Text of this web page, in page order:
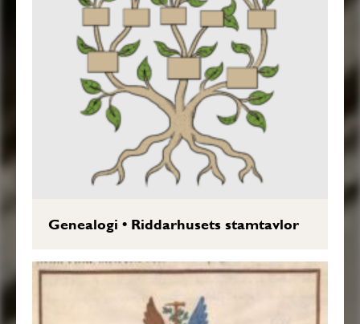
Genealogi • Riddarhusets stamtavlor